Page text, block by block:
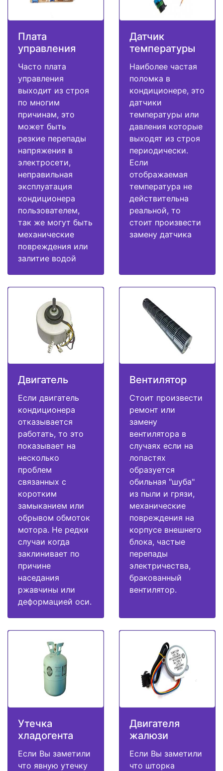
Плата
управления
Часто плата
управления
выходит из строя
по многим
причинам, это
может быть
резкие перепады
напряжения в
электросети,
неправильная
эксплуатация
кондиционера
пользователем,
так же могут быть
механические
повреждения или
залитие водой
Датчик
температуры
Наиболее частая
поломка в
кондиционере, это
датчики
температуры или
давления которые
выходят из строя
периодически.
Если
отображаемая
температура не
действительна
реальной, то
стоит произвести
замену датчика
Двигатель
Если двигатель
кондиционера
отказывается
работать, то это
показывает на
несколько
проблем
связанных с
коротким
замыканием или
обрывом обмоток
мотора. Не редки
случаи когда
заклинивает по
причине
наседания
ржавчины или
деформацией оси.
Вентилятор
Стоит произвести
ремонт или
замену
вентилятора в
случаях если на
лопастях
образуется
обильная "шуба"
из пыли и грязи,
механические
повреждения на
корпусе внешнего
блока, частые
перепады
электричества,
бракованный
вентилятор.
Утечка
хладогента
Если Вы заметили
что явную утечку
Двигателя
жалюзи
Если Вы заметили
что шторка